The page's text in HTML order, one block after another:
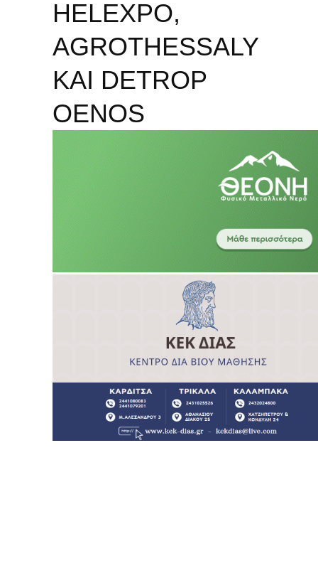
HELEXPO,
AGROTHESSALY
ΚΑΙ DETROP
OENOS